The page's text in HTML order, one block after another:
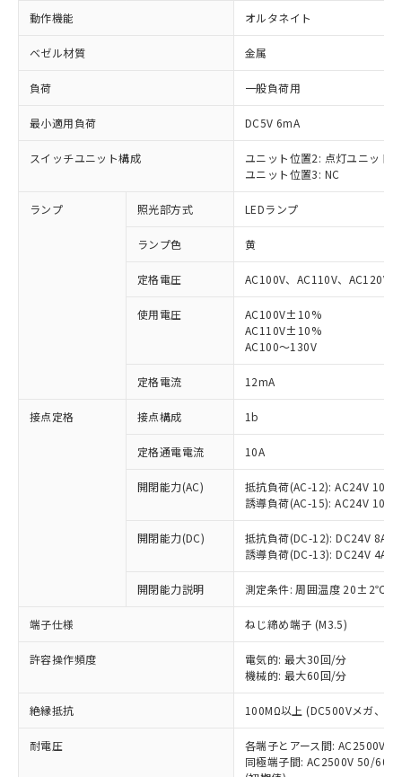
動作機能 オルタネイト
ベゼル材質 金属
負荷 一般負荷用
最小適用負荷 DC5V 6mA
スイッチユニット構成
ユニット位置2: 点灯ユニット
ユニット位置3: NC
ランプ 照光部方式 LEDランプ
ランプ色 黄
定格電圧 AC100V、AC110V、AC120V
使用電圧
AC100V±10%
AC110V±10%
AC100～130V
定格電流 12mA
接点定格 接点構成 1b
定格通電電流 10A
開閉能力(AC)
抵抗負荷(AC-12): AC24V 10A/
誘導負荷(AC-15): AC24V
開閉能力(DC)
抵抗負荷(DC-12): DC24V 8A/
誘導負荷(DC-13): DC24V 4A/
開閉能力説明 測定条件: 周囲温度 20±2℃、
端子仕様 ねじ締め端子 (M3.5)
許容操作頻度
電気的: 最大30回/分
機械的: 最大60回/分
絶縁抵抗 100MΩ以上 (DC500Vメガ、点
耐電圧
各端子とアース間: AC2500V
同極端子間: AC2500V 50/
ご利用条件
以下の条件をお読みいただき、同意のうえ
本サービスは、当社制御機器事業取扱
商品の当社在庫状況および標準価格
(税抜)を提供させていただくもので
当社制御機器事業取扱商品の中には、
ことをご了承ください。
在庫状況および標準価格照会結果は、
記載している更新日時点での社内デー
タに基づき作成されるものであり、閲
覧された時点での実際の在庫および標
準価格とは異なる場合があることをご
対応済み：EU RoHS指令（10物質）の
非含有に対応した製品が提供可能な商品で
す。
対応予定：EU RoHS指令（10物質）の非含
有に対応した製品に切り替える予定のある
対応予定なし：EU RoHS指令（10物質）の
非含有に非対応の商品で、対応品を出す予
調査・確認中：EU RoHS指令（10物質）の
非含有の対応状況を調査中または確認中の
非該当品：ライセンス料など無形物で、有
害物質有無と関係のない商品です。
仕入先様の事情により、非含有部品として
いたものが、含有品と判明した場合などや
むを得ず変更することがあります。
*EU RoHS指令（10物質）：
鉛(Pb) 1000ppm以下、 水銀(Hg) 1000ppm以下、 カド
六価クロム(Cr(Ⅵ)) 1000ppm以下、ポリ臭化ビフェニル
類(PBB) 1000ppm以下、ポリ臭化ジフェニルエーテル類
「○」：最大均質材料含有率が中国RoHSの
基準値以下であることを示します。
「×」：最大均質材料含有率が中国RoHSの
基準値を超えていることを示します。
「－」：未確認です。当社販売部門へお問
*中国RoHS10物質の基準値 (GB/T26572)：
Pb(鉛) :1000ppm、 Hg(水銀) : 1000ppm、 Cd(カドミウ
Cr(Ⅵ)(六価クロム) : 1000ppm、 PBBs(ポリ臭化ビフェ
当社は、これら貴社製品のうち、外国
為替および外国貿易法に定める商品
または国外への提供する場合は、日本
国政府の輸出許可(または役務取引許
可)を取得するなどの必要な手続きを